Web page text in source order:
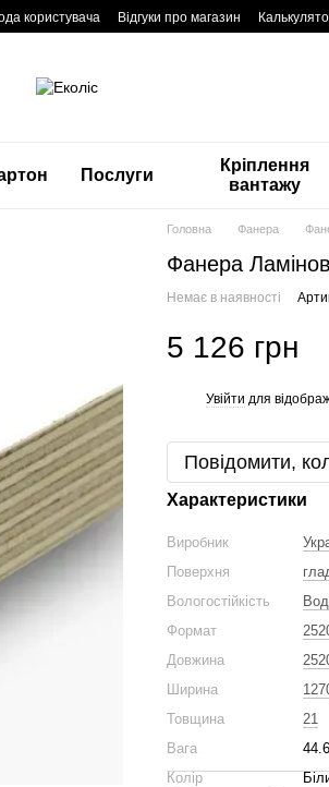
користувача Відгуки про магазин
Послуги
Кріплення
вантажу
Головна Фанера
Фанера
Немає в наявності
5 126 грн
Увійти для
Повідомити,
Характеристики
Виробник
Поверхня
Вологостійкість
Формат
Довжина
Ширина
Товщина
21
Вага
44.6
Колір